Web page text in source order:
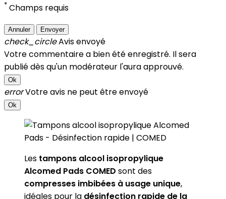
* Champs requis
Annuler Envoyer
check_circleAvis envoyé
Votre commentaire a bien été enregistré. Il sera
publié dès qu'un modérateur l'aura approuvé.
Ok
errorVotre avis ne peut être envoyé
Ok
Les tampons alcool isopropylique
Alcomed Pads COMED sont des
compresses imbibées à usage unique,
idéales pour la désinfection rapide de la